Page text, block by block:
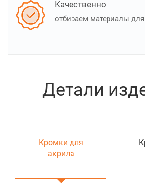
Качественно
отбираем материалы
Детали
Кромки для
акрила